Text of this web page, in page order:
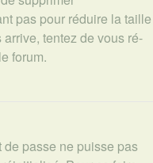
pas pour réduire la taille
tentez de vous ré-
forum.
passe ne puisse pas